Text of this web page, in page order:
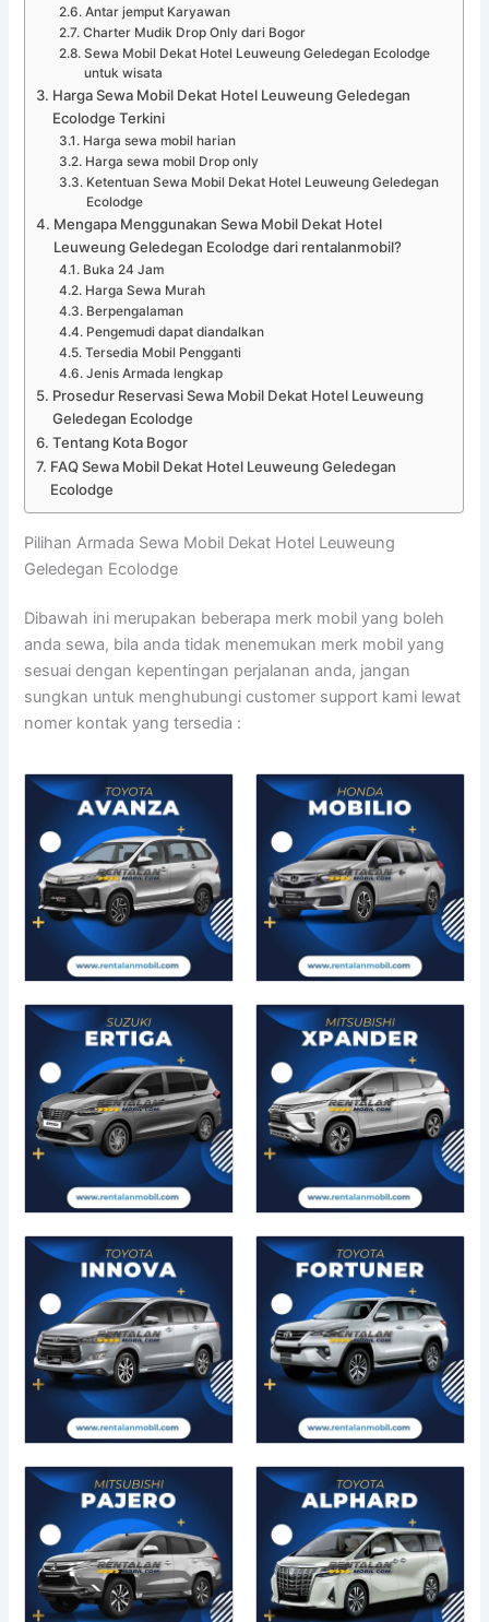
Antar jemput Karyawan
Charter Mudik Drop Only dari Bogor
Sewa Mobil Dekat Hotel Leuweung Geledegan Ecolodge
untuk wisata
Harga Sewa Mobil Dekat Hotel Leuweung Geledegan
Ecolodge Terkini
Harga sewa mobil harian
Harga sewa mobil Drop only
Ketentuan Sewa Mobil Dekat Hotel Leuweung Geledegan
Ecolodge
Mengapa Menggunakan Sewa Mobil Dekat Hotel
Leuweung Geledegan Ecolodge dari rentalanmobil?
Buka 24 Jam
Harga Sewa Murah
Berpengalaman
Pengemudi dapat diandalkan
Tersedia Mobil Pengganti
Jenis Armada lengkap
Prosedur Reservasi Sewa Mobil Dekat Hotel Leuweung
Geledegan Ecolodge
Tentang Kota Bogor
FAQ Sewa Mobil Dekat Hotel Leuweung Geledegan
Ecolodge
Pilihan Armada Sewa Mobil Dekat Hotel Leuweung
Geledegan Ecolodge
Dibawah ini merupakan beberapa merk mobil yang boleh
anda sewa, bila anda tidak menemukan merk mobil yang
sesuai dengan kepentingan perjalanan anda, jangan
sungkan untuk menghubungi customer support kami lewat
nomer kontak yang tersedia :